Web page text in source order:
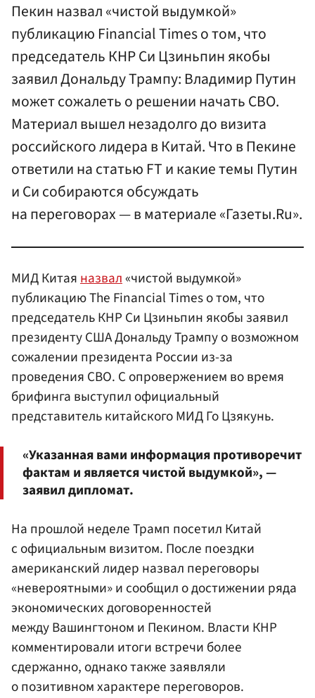
Пекин назвал «чистой выдумкой»
публикацию Financial Times о том, что
председатель КНР Си Цзиньпин якобы
заявил Дональду Трампу: Владимир Путин
может сожалеть о решении начать СВО.
Материал вышел незадолго до визита
российского лидера в Китай. Что в Пекине
ответили на статью FT и какие темы Путин
и Си собираются обсуждать
на переговорах — в материале «Газеты.Ru».
МИД Китаяназвал«чистой выдумкой»
публикацию The Financial Times о том, что
председатель КНР Си Цзиньпин якобы заявил
президенту США Дональду Трампу о возможном
сожалении президента России из-за
проведения СВО. С опровержением во время
брифинга выступил официальный
представитель китайского МИД Го Цзякунь.
«Указанная вами информация противоречит
фактам и является чистой выдумкой», —
заявил дипломат.
На прошлой неделе Трамп посетил Китай
с официальным визитом. После поездки
американский лидер назвал переговоры
«невероятными» и сообщил о достижении ряда
экономических договоренностей
между Вашингтоном и Пекином. Власти КНР
комментировали итоги встречи более
сдержанно, однако также заявляли
о позитивном характере переговоров.